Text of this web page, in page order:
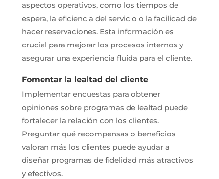
aspectos operativos, como los tiempos de
espera, la eficiencia del servicio o la facilidad de
hacer reservaciones. Esta información es
crucial para mejorar los procesos internos y
asegurar una experiencia fluida para el cliente.
Fomentar la lealtad del cliente
Implementar encuestas para obtener
opiniones sobre programas de lealtad puede
fortalecer la relación con los clientes.
Preguntar qué recompensas o beneficios
valoran más los clientes puede ayudar a
diseñar programas de fidelidad más atractivos
y efectivos.